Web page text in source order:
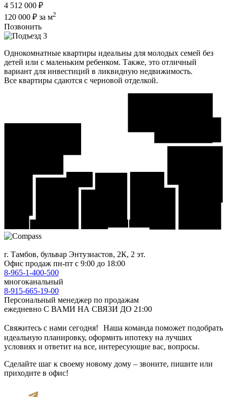
4 512 000 ₽
120 000 ₽ за м2
Позвонить
Однокомнатные квартиры идеальны для молодых семей без
детей или с маленьким ребенком. Также, это отличный
вариант для инвестиций в ликвидную недвижимость.
Все квартиры сдаются с черновой отделкой.
г. Тамбов, бульвар Энтузиастов, 2К, 2 эт.
Офис продаж пн-пт с 9:00 до 18:00
8-965-1-400-500
многоканальный
8-915-665-19-00
Персональный менеджер по продажам
ежедневно С ВАМИ НА СВЯЗИ ДО 21:00
Свяжитесь с нами сегодня! Наша команда поможет подобрать
идеальную планировку, оформить ипотеку на лучших
условиях и ответит на все, интересующие вас, вопросы.
Сделайте шаг к своему новому дому – звоните, пишите или
приходите в офис!